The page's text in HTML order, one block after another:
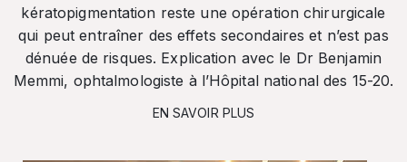
kératopigmentation reste une opération chirurgicale
qui peut entraîner des effets secondaires et n’est pas
dénuée de risques. Explication avec le Dr Benjamin
Memmi, ophtalmologiste à l’Hôpital national des 15-20.
EN SAVOIR PLUS